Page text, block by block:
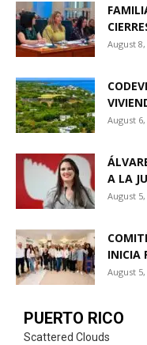
August 8,
August 6,
A LA
August 5,
INICIA
August 5,
PUERTO RICO
Scattered Clouds